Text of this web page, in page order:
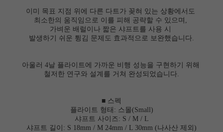
이미 목표 지점 위에 다른 다트가 꽂혀 있는 상황에서도
최소한의 움직임으로 이를 피해 공략할 수 있으며,
가벼운 배럴이나 짧은 샤프트를 사용 시
발생하기 쉬운 튕김 문제도 효과적으로 보완했습니다.
아울러 4날 플라이트에 가까운 비행 성능을 구현하기 위해
철저한 연구와 설계를 거쳐 완성되었습니다.
■ 스펙
플라이트 형태: 스몰(Small)
샤프트 사이즈: S / M / L
샤프트 길이: S 18mm / M 24mm / L 30mm (나사산 제외)